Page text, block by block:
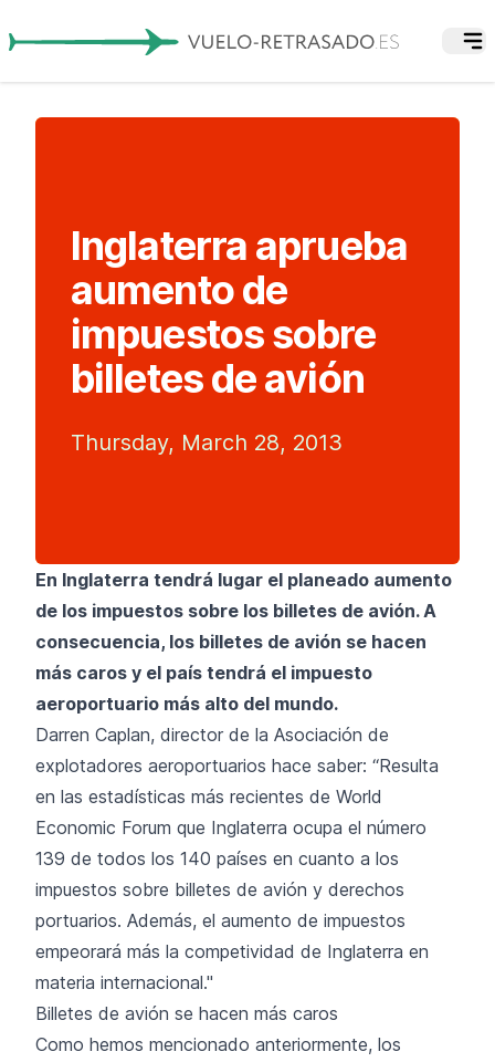
Inglaterra aprueba
aumento de
impuestos sobre
billetes de avión
Thursday, March 28, 2013
En Inglaterra tendrá lugar el planeado aumento
de los impuestos sobre los billetes de avión. A
consecuencia, los billetes de avión se hacen
más caros y el país tendrá el impuesto
aeroportuario más alto del mundo.
Darren Caplan, director de la Asociación de
explotadores aeroportuarios hace saber: “Resulta
en las estadísticas más recientes de World
Economic Forum que Inglaterra ocupa el número
139 de todos los 140 países en cuanto a los
impuestos sobre billetes de avión y derechos
portuarios. Además, el aumento de impuestos
empeorará más la competividad de Inglaterra en
materia internacional."
Billetes de avión se hacen más caros
Como hemos mencionado anteriormente, los